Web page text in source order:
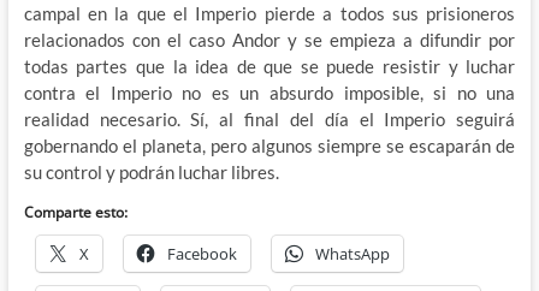
campal en la que el Imperio pierde a todos sus prisioneros
relacionados con el caso Andor y se empieza a difundir por
todas partes que la idea de que se puede resistir y luchar
contra el Imperio no es un absurdo imposible, si no una
realidad necesario. Sí, al final del día el Imperio seguirá
gobernando el planeta, pero algunos siempre se escaparán de
su control y podrán luchar libres.
Comparte esto:
X Facebook WhatsApp